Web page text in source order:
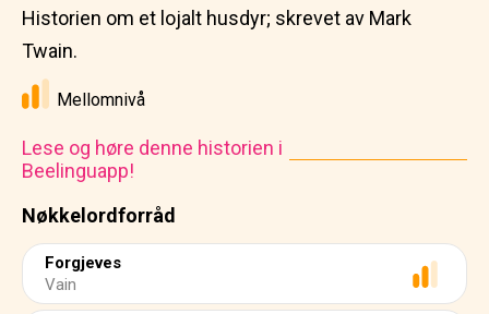
Nøkkelordforråd
Forgjeves
Vain
Historien om et lojalt husdyr; skrevet av Mark
Twain.
Mellomnivå
Lese og høre denne historien i
Beelinguapp!